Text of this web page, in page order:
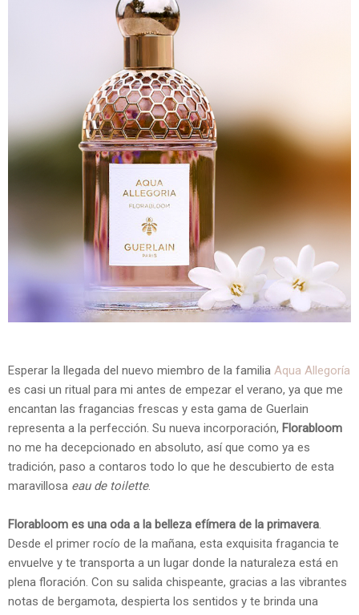
Esperar la llegada del nuevo miembro de la familia Aqua Allegoría
es casi un ritual para mi antes de empezar el verano, ya que me
encantan las fragancias frescas y esta gama de Guerlain
representa a la perfección. Su nueva incorporación, Florabloom
no me ha decepcionado en absoluto, así que como ya es
tradición, paso a contaros todo lo que he descubierto de esta
maravillosa eau de toilette.
Florabloom es una oda a la belleza efímera de la primavera.
Desde el primer rocío de la mañana, esta exquisita fragancia te
envuelve y te transporta a un lugar donde la naturaleza está en
plena floración. Con su salida chispeante, gracias a las vibrantes
notas de bergamota, despierta los sentidos y te brinda una